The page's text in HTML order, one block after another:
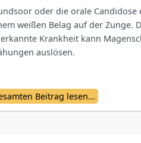
oder die orale Candidose
weißen Belag auf der Zunge.
Krankheit kann
auslösen.
Beitrag lesen...